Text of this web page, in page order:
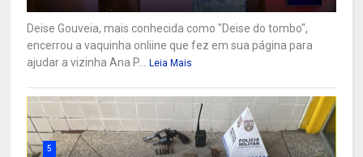
Deise Gouveia, mais conhecida como "Deise do tombo",
encerrou a vaquinha onliine que fez em sua página para
ajudar a vizinha Ana P...
Leia Mais
5